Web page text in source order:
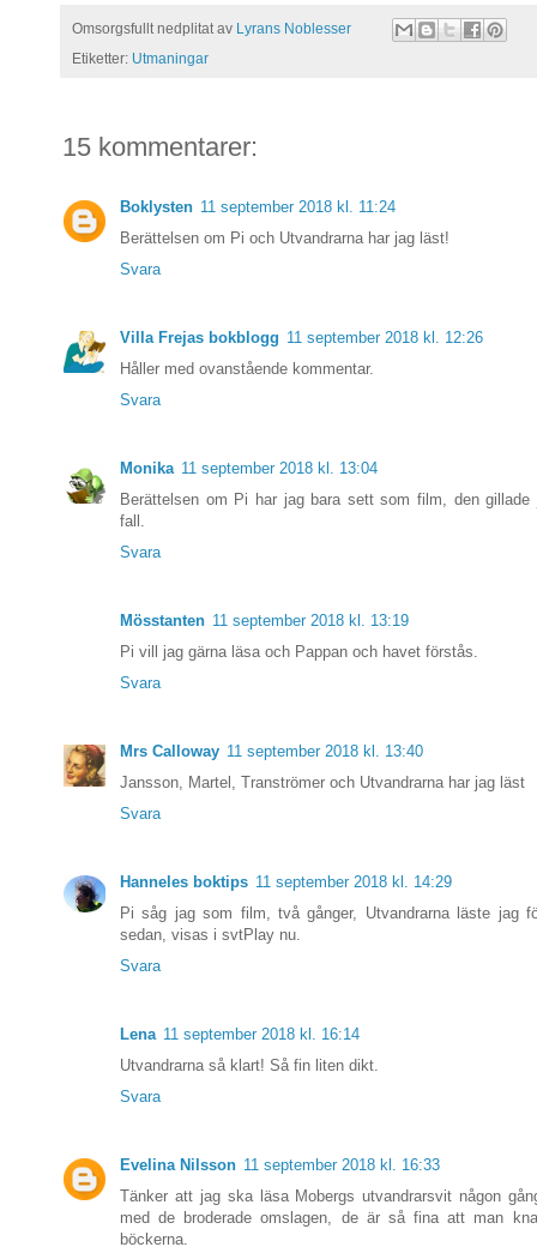
Omsorgsfullt nedplitat av Lyrans Noblesser
Etiketter: Utmaningar
15 kommentarer:
Boklysten 11 september 2018 kl. 11:24
Berättelsen om Pi och Utvandrarna har jag läst!
Svara
Villa Frejas bokblogg 11 september 2018 kl. 12:26
Håller med ovanstående kommentar.
Svara
Monika 11 september 2018 kl. 13:04
Berättelsen om Pi har jag bara sett som film, den
fall.
Svara
Mösstanten 11 september 2018 kl. 13:19
Pi vill jag gärna läsa och Pappan och havet förstås.
Svara
Mrs Calloway 11 september 2018 kl. 13:40
Jansson, Martel, Tranströmer och Utvandrarna har jag läst
Svara
Hanneles boktips 11 september 2018 kl. 14:29
Pi såg jag som film, två gånger, Utvandrarna läste jag
sedan, visas i svtPlay nu.
Svara
Lena 11 september 2018 kl. 16:14
Utvandrarna så klart! Så fin liten dikt.
Svara
Evelina Nilsson 11 september 2018 kl. 16:33
Tänker att jag ska läsa Mobergs utvandrarsvit någon
med de broderade omslagen, de är så fina att man
böckerna.